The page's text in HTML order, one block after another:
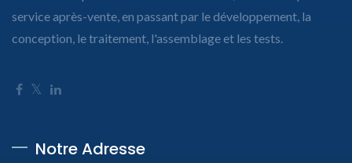
service après-vente, en passant par le développement, la
conception, le traitement, l'assemblage et les tests.
Notre Adresse